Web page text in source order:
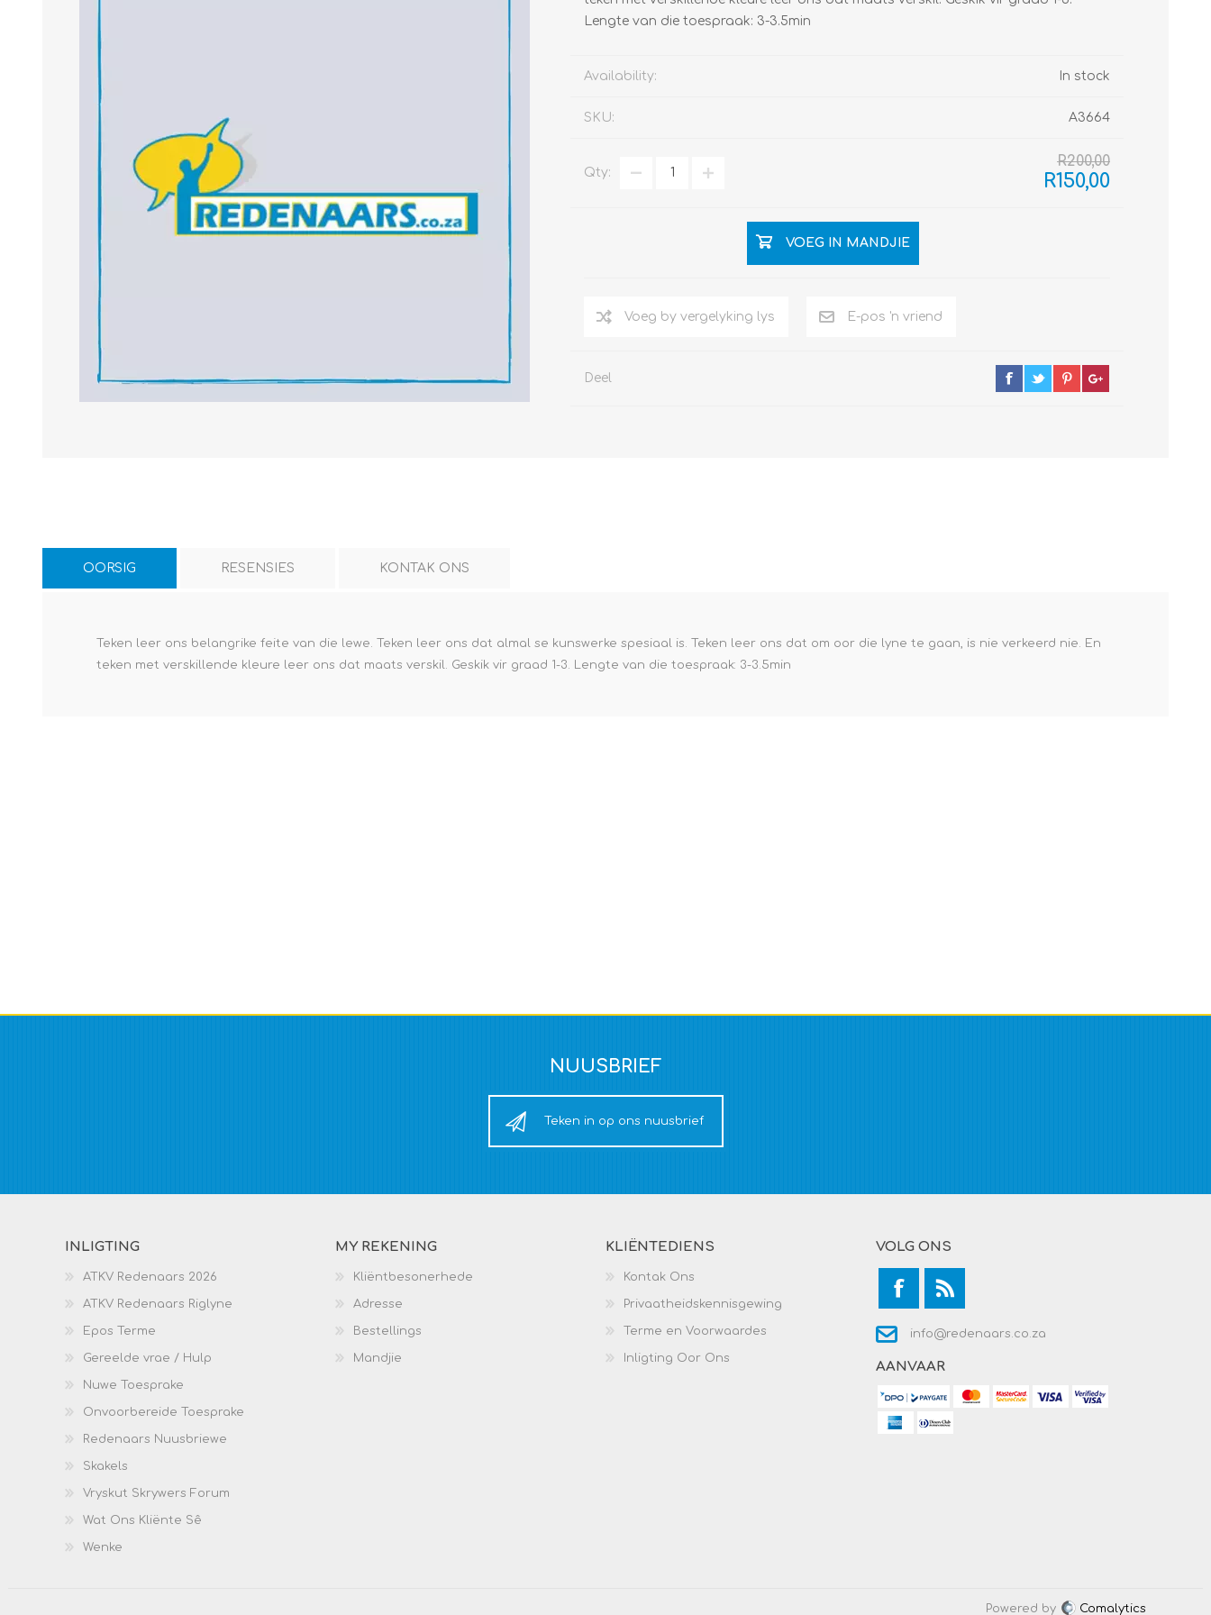
Lengte van die toespraak: 3-3.5min
Availability: In stock
SKU: A3664
R200,00
R150,00
Qty:
VOEG IN MANDJIE
Deel
OORSIG RESENSIES KONTAK ONS
Teken leer ons belangrike feite van die lewe. Teken leer ons dat almal se kunswerke spesiaal is. Teken leer ons dat om oor die lyne te gaan, is nie verkeerd nie. En
teken met verskillende kleure leer ons dat maats verskil. Geskik vir graad 1-3. Lengte van die toespraak: 3-3.5min
NUUSBRIEF
Teken in op ons nuusbrief
INLIGTING
ATKV Redenaars 2026
ATKV Redenaars Riglyne
Epos Terme
Gereelde vrae / Hulp
Nuwe Toesprake
Onvoorbereide Toesprake
Redenaars Nuusbriewe
Skakels
Vryskut Skrywers Forum
Wat Ons Kliënte Sê
Wenke
MY REKENING
Kliëntbesonerhede
Adresse
Bestellings
Mandjie
KLIËNTEDIENS
Kontak Ons
Privaatheidskennisgewing
Terme en Voorwaardes
Inligting Oor Ons
VOLG ONS
info@redenaars.co.za
AANVAAR
Powered by Comalytics